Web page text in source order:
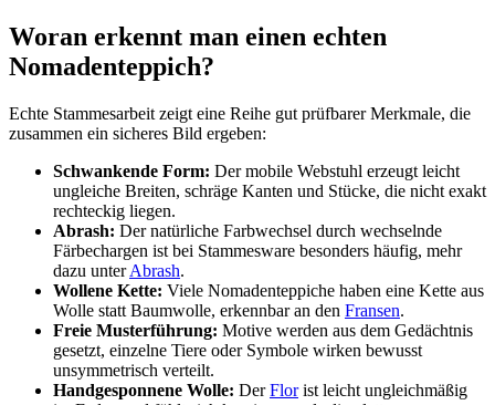
Woran erkennt man einen echten
Nomadenteppich?
Echte Stammesarbeit zeigt eine Reihe gut prüfbarer Merkmale, die
zusammen ein sicheres Bild ergeben:
Schwankende Form: Der mobile Webstuhl erzeugt leicht
ungleiche Breiten, schräge Kanten und Stücke, die nicht exakt
rechteckig liegen.
Abrash: Der natürliche Farbwechsel durch wechselnde
Färbechargen ist bei Stammesware besonders häufig, mehr
dazu unterAbrash.
Wollene Kette: Viele Nomadenteppiche haben eine Kette aus
Wolle statt Baumwolle, erkennbar an den Fransen.
Freie Musterführung: Motive werden aus dem Gedächtnis
gesetzt, einzelne Tiere oder Symbole wirken bewusst
unsymmetrisch verteilt.
Handgesponnene Wolle: DerFlorist leicht ungleichmäßig